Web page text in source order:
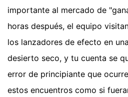
importante al mercado de
horas después, el equipo
los lanzadores de efecto en
desierto seco, y tu cuenta se
error de principiante que
estos encuentros como si